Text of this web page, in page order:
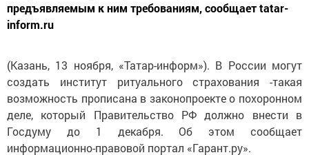
предъявляемым к ним требованиям, сообщает tatar-
inform.ru
(Казань, 13 ноября, «Татар-информ»). В России могут
создать институт ритуального страхования -такая
возможность прописана в законопроекте о похоронном
деле, который Правительство РФ должно внести в
Госдуму до 1 декабря. Об этом сообщает
информационно-правовой портал «Гарант.ру».